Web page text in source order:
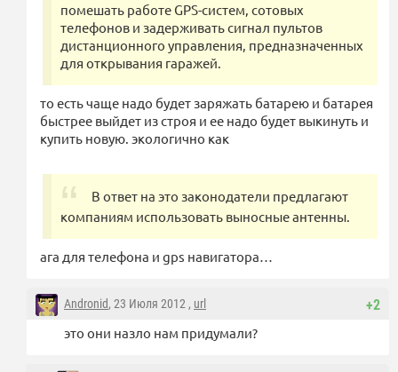
помешать работе GPS-систем, сотовых
телефонов и задерживать сигнал пультов
дистанционного управления, предназначенных
для открывания гаражей.
то есть чаще надо будет заряжать батарею и батарея
быстрее выйдет из строя и ее надо будет выкинуть и
купить новую. экологично как
В ответ на это законодатели предлагают
компаниям использовать выносные антенны.
ага для телефона и gps навигатора…
+2
Andronid, 23 Июля 2012 , url
это они назло нам придумали?